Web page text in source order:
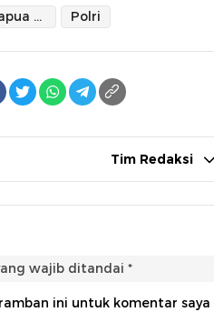
Mahasiswa Papua Malang Raya Polri
Tim Redaksi
wajib ditandai *
ini untuk komentar saya